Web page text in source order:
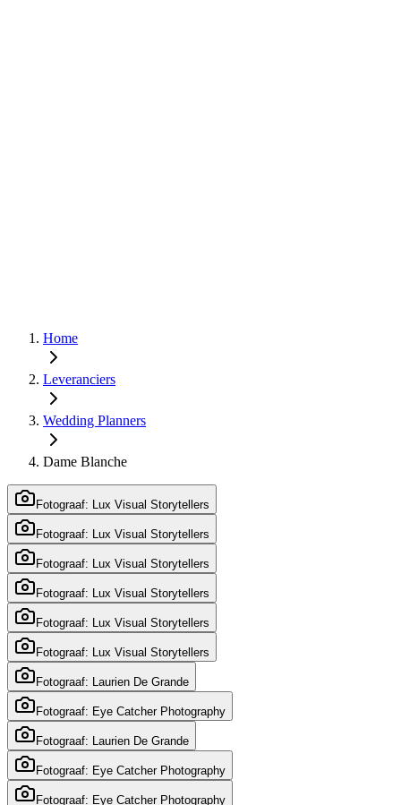
Home
Leveranciers
Wedding Planners
Dame Blanche
Fotograaf: Lux Visual Storytellers
Fotograaf: Lux Visual Storytellers
Fotograaf: Lux Visual Storytellers
Fotograaf: Lux Visual Storytellers
Fotograaf: Lux Visual Storytellers
Fotograaf: Lux Visual Storytellers
Fotograaf: Laurien De Grande
Fotograaf: Eye Catcher Photography
Fotograaf: Laurien De Grande
Fotograaf: Eye Catcher Photography
Fotograaf: Eye Catcher Photography